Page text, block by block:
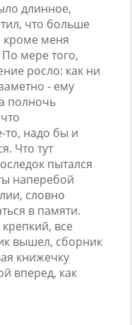
длинное,
что больше
кроме меня
мере того,
росло: как ни
- ему
полночь
то, надо бы и
Что тут
пытался
наперебой
словно
в памяти.
все
вышел, сборник
книжечку
вперед, как